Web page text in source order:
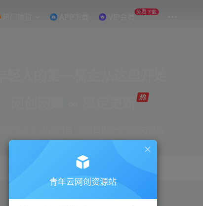
热门项目 APP下载 VIP会员 免费下载
项目 引流 抖音 短视频 剪辑 会员
青年云网创资源站